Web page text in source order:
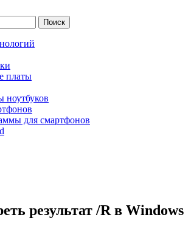
платы
ноутбуков
для смартфонов
результат /R в Windows